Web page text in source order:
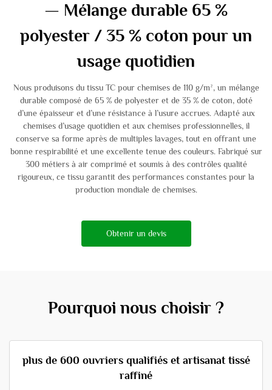
— Mélange durable 65 %
polyester / 35 % coton pour un
usage quotidien
Nous produisons du tissu TC pour chemises de 110 g/m², un mélange
durable composé de 65 % de polyester et de 35 % de coton, doté
d’une épaisseur et d’une résistance à l’usure accrues. Adapté aux
chemises d’usage quotidien et aux chemises professionnelles, il
conserve sa forme après de multiples lavages, tout en offrant une
bonne respirabilité et une excellente tenue des couleurs. Fabriqué sur
300 métiers à air comprimé et soumis à des contrôles qualité
rigoureux, ce tissu garantit des performances constantes pour la
production mondiale de chemises.
Obtenir un devis
Pourquoi nous choisir ?
plus de 600 ouvriers qualifiés et artisanat tissé
raffiné